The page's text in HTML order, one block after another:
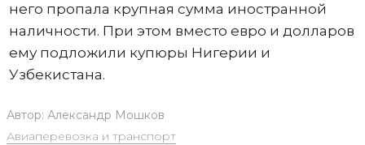
него пропала крупная сумма иностранной
наличности. При этом вместо евро и долларов
ему подложили купюры Нигерии и
Узбекистана.
Автор: Александр Мошков
Авиаперевозка и транспорт